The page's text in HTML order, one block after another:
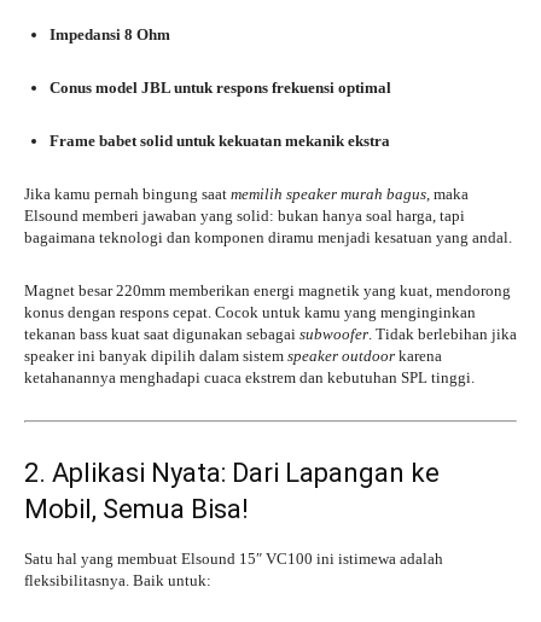
Impedansi 8 Ohm
Conus model JBL untuk respons frekuensi optimal
Frame babet solid untuk kekuatan mekanik ekstra
Jika kamu pernah bingung saat memilih speaker murah bagus, maka
Elsound memberi jawaban yang solid: bukan hanya soal harga, tapi
bagaimana teknologi dan komponen diramu menjadi kesatuan yang andal.
Magnet besar 220mm memberikan energi magnetik yang kuat, mendorong
konus dengan respons cepat. Cocok untuk kamu yang menginginkan
tekanan bass kuat saat digunakan sebagai subwoofer. Tidak berlebihan jika
speaker ini banyak dipilih dalam sistem speaker outdoor karena
ketahanannya menghadapi cuaca ekstrem dan kebutuhan SPL tinggi.
2. Aplikasi Nyata: Dari Lapangan ke
Mobil, Semua Bisa!
Satu hal yang membuat Elsound 15″ VC100 ini istimewa adalah
fleksibilitasnya. Baik untuk: